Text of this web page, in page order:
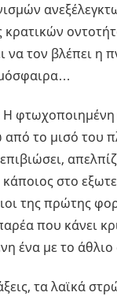
να τον βλέπει η
H
το μισό του
στο
της πρώτης
που κάνει
ένα με το
τα λαϊκά